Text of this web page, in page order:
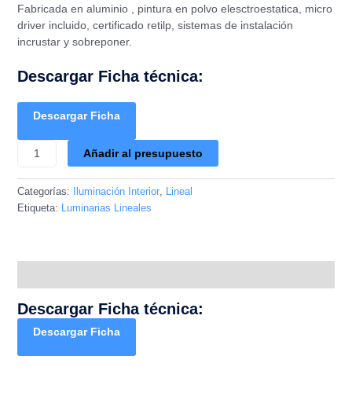
Fabricada en aluminio , pintura en polvo elesctroestatica, micro
driver incluido, certificado retilp, sistemas de instalación
incrustar y sobreponer.
Descargar Ficha técnica:
Descargar Ficha
Añadir al presupuesto
Categorías: Iluminación Interior, Lineal
Etiqueta: Luminarias Lineales
Descargar Ficha técnica:
Descargar Ficha